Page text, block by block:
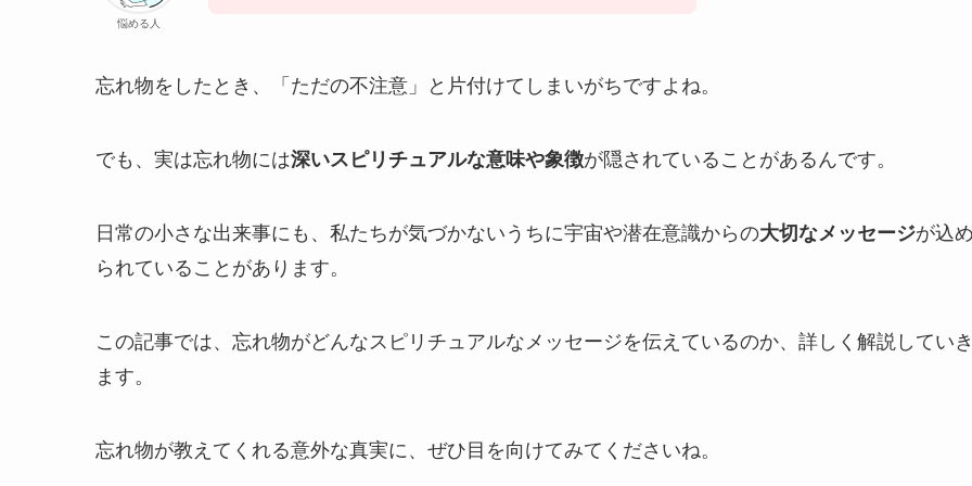
悩める人
忘れ物をしたとき、「ただの不注意」と片付けてしまいがちですよね。
でも、実は忘れ物には深いスピリチュアルな意味や象徴が隠されていることがあるんです。
日常の小さな出来事にも、私たちが気づかないうちに宇宙や潜在意識からの大切なメッセージが込
られていることがあります。
この記事では、忘れ物がどんなスピリチュアルなメッセージを伝えているのか、詳しく解説してい
ます。
忘れ物が教えてくれる意外な真実に、ぜひ目を向けてみてくださいね。